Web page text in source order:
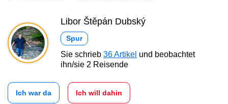
Libor Štěpán Dubský
Spur
Sie schrieb 36 Artikel und beobachtet
ihn/sie 2 Reisende
Ich war da Ich will dahin